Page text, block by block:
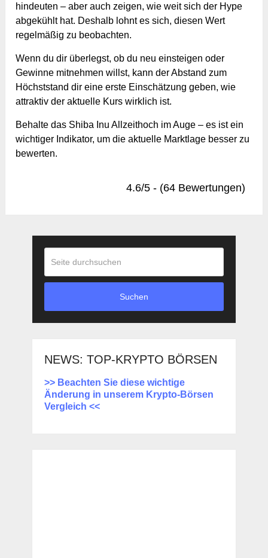
hindeuten – aber auch zeigen, wie weit sich der Hype
abgekühlt hat. Deshalb lohnt es sich, diesen Wert
regelmäßig zu beobachten.
Wenn du dir überlegst, ob du neu einsteigen oder
Gewinne mitnehmen willst, kann der Abstand zum
Höchststand dir eine erste Einschätzung geben, wie
attraktiv der aktuelle Kurs wirklich ist.
Behalte das Shiba Inu Allzeithoch im Auge – es ist ein
wichtiger Indikator, um die aktuelle Marktlage besser zu
bewerten.
4.6/5 - (64 Bewertungen)
Suchen
NEWS: TOP-KRYPTO BÖRSEN
>> Beachten Sie diese wichtige
Änderung in unserem Krypto-Börsen
Vergleich <<